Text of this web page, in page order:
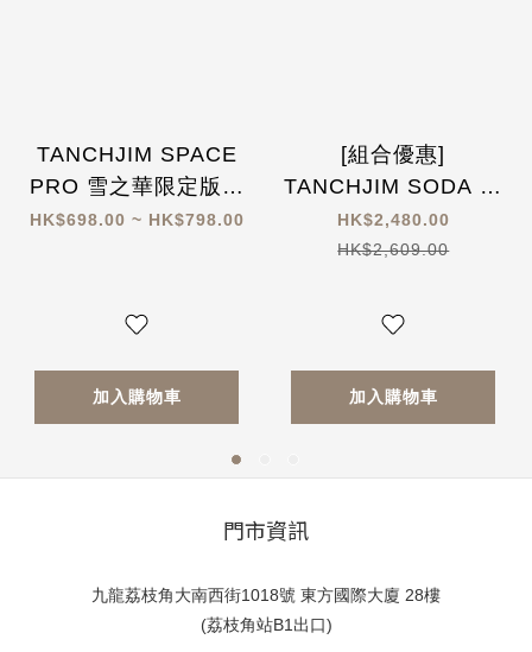
TANCHJIM SPACE
PRO 雪之華限定版隨
身解碼耳擴 (附送淺野
HK$698.00 ~ HK$798.00
加入購物車
[組合優惠]
TANCHJIM SODA 七
單元混合入耳式耳機
X DSP Master 高性
頭
HK$2,480.00
HK$2,609.00
加入購物車
門市資訊
九龍荔枝角大南西街1018號 東方國際大廈 28樓
(荔枝角站B1出口)